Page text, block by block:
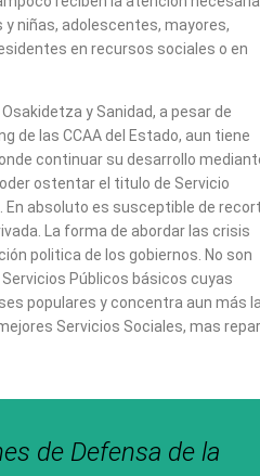
niñas, adolescentes, mayores,
en recursos sociales o en
y Sanidad, a pesar de
de las CCAA del Estado, aun tiene
continuar su desarrollo
ostentar el titulo de Servicio
En absoluto es susceptible de
La forma de abordar las crisis
politica de los gobiernos. No son
Públicos básicos cuyas
populares y concentra aun más
Servicios Sociales, mas
de Defensa de la